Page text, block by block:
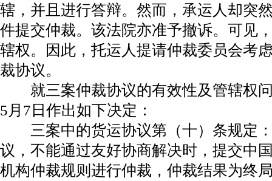
辖，并且进行答辩。然而，承运人却突
件提交仲裁。该法院亦准予撤诉。可见
辖权。因此，托运人提请仲裁委员会考
裁协议。
就三案仲裁协议的有效性及管辖权问
5月7日作出如下决定：
三案中的货运协议第（十）条规定：
议，不能通过友好协商解决时，提交中
机构仲裁规则进行仲裁，仲裁结果为终